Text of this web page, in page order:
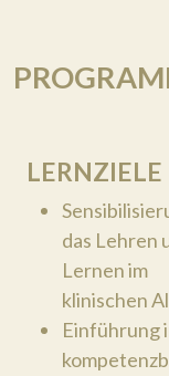
LERNZIELE
das Lehren
Lernen im
klinischen
Einführung